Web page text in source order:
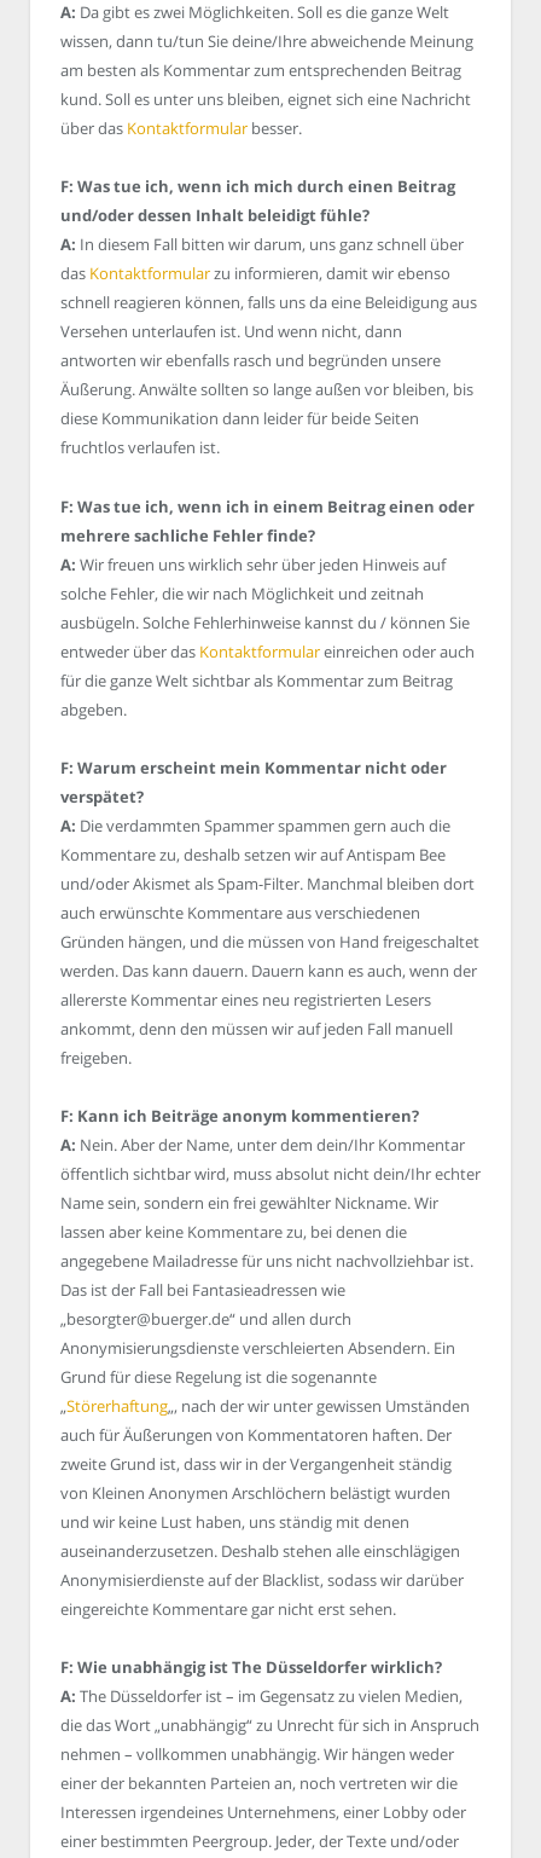
A: Da gibt es zwei Möglichkeiten. Soll es die ganze Welt
wissen, dann tu/tun Sie deine/Ihre abweichende Meinung
am besten als Kommentar zum entsprechenden Beitrag
kund. Soll es unter uns bleiben, eignet sich eine Nachricht
über das Kontaktformular besser.
F: Was tue ich, wenn ich mich durch einen Beitrag
und/oder dessen Inhalt beleidigt fühle?
A: In diesem Fall bitten wir darum, uns ganz schnell über
das Kontaktformularzu informieren, damit wir ebenso
schnell reagieren können, falls uns da eine Beleidigung aus
Versehen unterlaufen ist. Und wenn nicht, dann
antworten wir ebenfalls rasch und begründen unsere
Äußerung. Anwälte sollten so lange außen vor bleiben, bis
diese Kommunikation dann leider für beide Seiten
fruchtlos verlaufen ist.
F: Was tue ich, wenn ich in einem Beitrag einen oder
mehrere sachliche Fehler finde?
A: Wir freuen uns wirklich sehr über jeden Hinweis auf
solche Fehler, die wir nach Möglichkeit und zeitnah
ausbügeln. Solche Fehlerhinweise kannst du / können Sie
entweder über das Kontaktformulareinreichen oder auch
für die ganze Welt sichtbar als Kommentar zum Beitrag
abgeben.
F: Warum erscheint mein Kommentar nicht oder
verspätet?
A: Die verdammten Spammer spammen gern auch die
Kommentare zu, deshalb setzen wir auf Antispam Bee
und/oder Akismet als Spam-Filter. Manchmal bleiben dort
auch erwünschte Kommentare aus verschiedenen
Gründen hängen, und die müssen von Hand freigeschaltet
werden. Das kann dauern. Dauern kann es auch, wenn der
allererste Kommentar eines neu registrierten Lesers
ankommt, denn den müssen wir auf jeden Fall manuell
freigeben.
F: Kann ich Beiträge anonym kommentieren?
A: Nein. Aber der Name, unter dem dein/Ihr Kommentar
öffentlich sichtbar wird, muss absolut nicht dein/Ihr echter
Name sein, sondern ein frei gewählter Nickname. Wir
lassen aber keine Kommentare zu, bei denen die
angegebene Mailadresse für uns nicht nachvollziehbar ist.
Das ist der Fall bei Fantasieadressen wie
„besorgter@buerger.de“ und allen durch
Anonymisierungsdienste verschleierten Absendern. Ein
Grund für diese Regelung ist die sogenannte
„Störerhaftung„, nach der wir unter gewissen Umständen
auch für Äußerungen von Kommentatoren haften. Der
zweite Grund ist, dass wir in der Vergangenheit ständig
von Kleinen Anonymen Arschlöchern belästigt wurden
und wir keine Lust haben, uns ständig mit denen
auseinanderzusetzen. Deshalb stehen alle einschlägigen
Anonymisierdienste auf der Blacklist, sodass wir darüber
eingereichte Kommentare gar nicht erst sehen.
F: Wie unabhängig ist The Düsseldorfer wirklich?
A: The Düsseldorfer ist – im Gegensatz zu vielen Medien,
die das Wort „unabhängig“ zu Unrecht für sich in Anspruch
nehmen – vollkommen unabhängig. Wir hängen weder
einer der bekannten Parteien an, noch vertreten wir die
Interessen irgendeines Unternehmens, einer Lobby oder
einer bestimmten Peergroup. Jeder, der Texte und/oder